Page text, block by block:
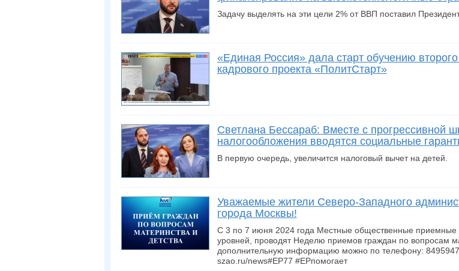
Задачу выделять на эти цели 2% от ВВП поставил
«Единая Россия» дала старт обучению второго
кадрового проекта «ПолитСтарт»
Светлана Бессараб: Вместе с прогрессивной
налогообложения вводятся социальные
В первую очередь, увеличится налоговый вычет на детей.
Уважаемые жители Северо-Западного
города Москвы!
С 3 по 7 июня 2024 года Местные общественные приемные
уровней, проводят Неделю приемов граждан по вопросам
дополнительную информацию можно по телефону:
szao.ru/news#ЕР77 #ЕРпомогает